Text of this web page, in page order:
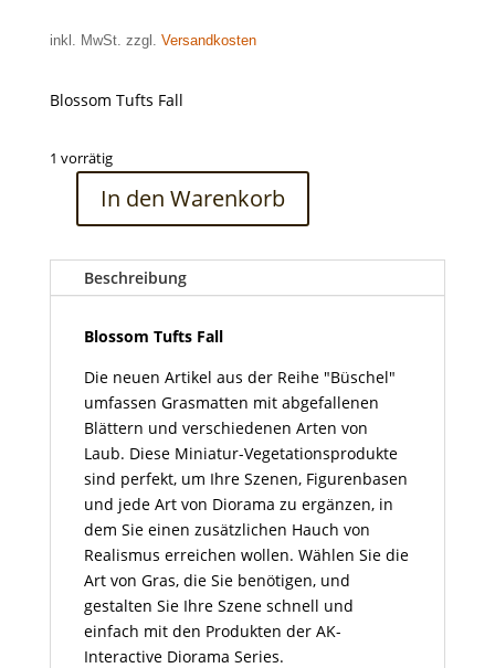
inkl. MwSt. zzgl. Versandkosten
Blossom Tufts Fall
1 vorrätig
Blossom
Fall
Menge
In den Warenkorb
Beschreibung
Blossom Tufts Fall
Die neuen Artikel aus der Reihe "Büschel"
umfassen Grasmatten mit abgefallenen
Blättern und verschiedenen Arten von
Laub. Diese Miniatur-Vegetationsprodukte
sind perfekt, um Ihre Szenen, Figurenbasen
und jede Art von Diorama zu ergänzen, in
dem Sie einen zusätzlichen Hauch von
Realismus erreichen wollen. Wählen Sie die
Art von Gras, die Sie benötigen, und
gestalten Sie Ihre Szene schnell und
einfach mit den Produkten der AK-
Interactive Diorama Series.